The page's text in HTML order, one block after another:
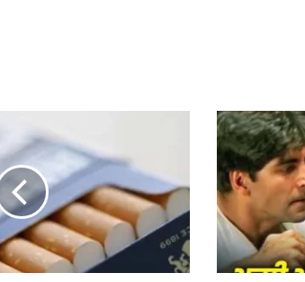
‘
हे
फे
री
3
’
प
र